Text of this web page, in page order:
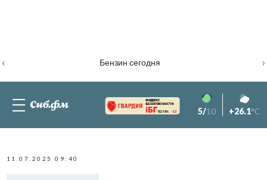
Бензин сегодня
‹ ›
82.76% -1.2 5/10 +26.1°C
11.07.2025 09:40